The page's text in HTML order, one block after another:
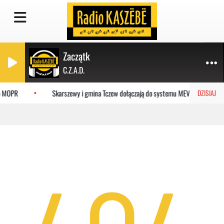
Zaczątk
C.Z.A.D.
DZISIAJ
Skarszewy i gmina Tczew dołączają do systemu MEVO